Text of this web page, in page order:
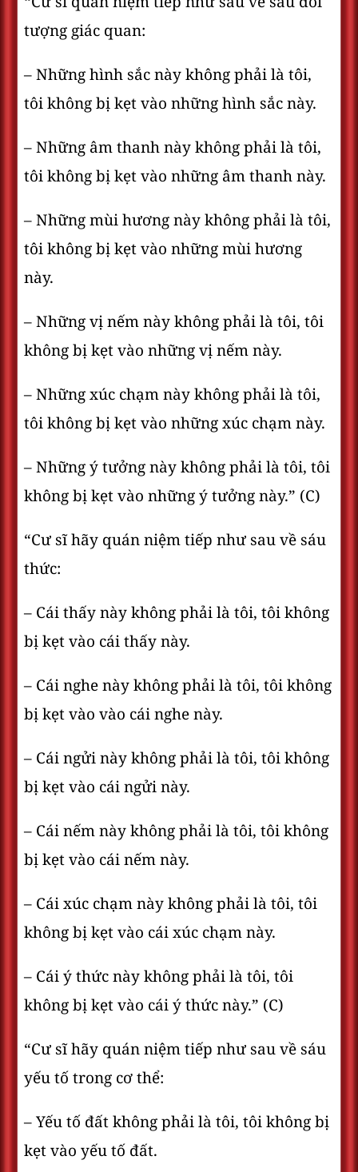
tượng giác quan:
– Những hình sắc này không phải là tôi,
tôi không bị kẹt vào những hình sắc này.
– Những âm thanh này không phải là tôi,
tôi không bị kẹt vào những âm thanh này.
– Những mùi hương này không phải là tôi,
tôi không bị kẹt vào những mùi hương
này.
– Những vị nếm này không phải là tôi, tôi
không bị kẹt vào những vị nếm này.
– Những xúc chạm này không phải là tôi,
tôi không bị kẹt vào những xúc chạm này.
– Những ý tưởng này không phải là tôi, tôi
không bị kẹt vào những ý tưởng này.” (C)
“Cư sĩ hãy quán niệm tiếp như sau về sáu
thức:
– Cái thấy này không phải là tôi, tôi không
bị kẹt vào cái thấy này.
– Cái nghe này không phải là tôi, tôi không
bị kẹt vào vào cái nghe này.
– Cái ngửi này không phải là tôi, tôi không
bị kẹt vào cái ngửi này.
– Cái nếm này không phải là tôi, tôi không
bị kẹt vào cái nếm này.
– Cái xúc chạm này không phải là tôi, tôi
không bị kẹt vào cái xúc chạm này.
– Cái ý thức này không phải là tôi, tôi
không bị kẹt vào cái ý thức này.” (C)
“Cư sĩ hãy quán niệm tiếp như sau về sáu
yếu tố trong cơ thể:
– Yếu tố đất không phải là tôi, tôi không bị
kẹt vào yếu tố đất.